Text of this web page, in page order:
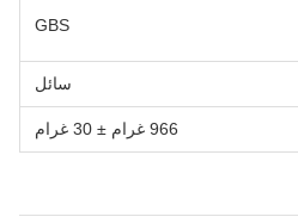
GBS
سائل
966 غرام ± 30 غرام